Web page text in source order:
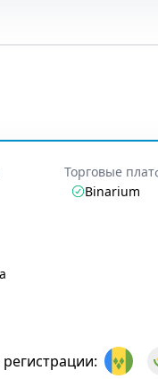
Торговые
Binarium